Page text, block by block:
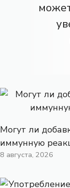
Могут ли
иммунную
8 августа, 2026